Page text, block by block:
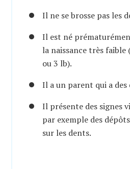
Il ne se brosse pas les
Il est né
la naissance très faible
ou 3 lb).
Il a un parent qui a des
Il présente des signes
par exemple des
sur les dents.